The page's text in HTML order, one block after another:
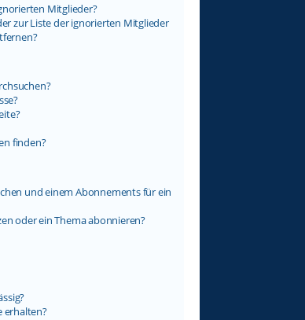
Mitglieder?
zur Liste der ignorierten Mitglieder
finden?
und einem Abonnements für ein
oder ein Thema abonnieren?
erhalten?